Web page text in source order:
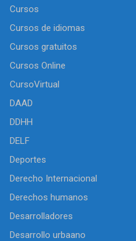
Cursos
Cursos de idiomas
Cursos gratuitos
Cursos Online
CursoVirtual
DAAD
DDHH
DELF
Deportes
Derecho Internacional
Derechos humanos
Desarrolladores
Desarrollo urbaano